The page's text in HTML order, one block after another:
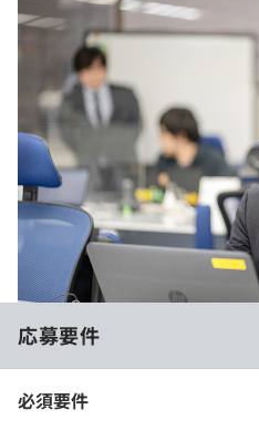
応募要件
必須要件